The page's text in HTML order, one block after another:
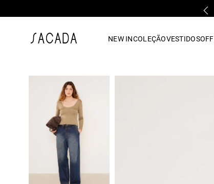
NEW INCOLEÇÃOVESTIDOSOFF
vestido midi
vestido curto